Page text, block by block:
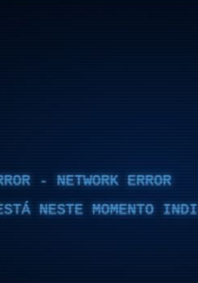
- NETWORK ERROR
NESTE MOMENTO